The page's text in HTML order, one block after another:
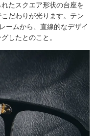
たスクエア形状の台座を
だわりが光ります。テン
ームから、直線的なデザイ
したとのこと。